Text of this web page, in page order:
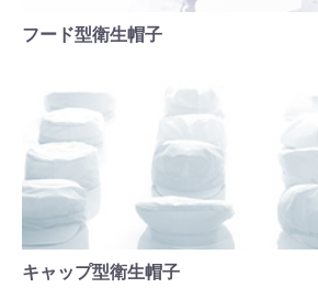
フード型衛生帽子
キャップ型衛生帽子